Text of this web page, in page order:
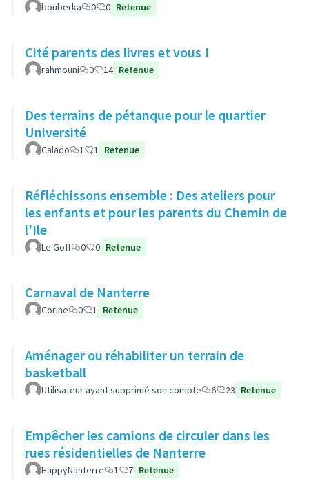
bouberka 0 0 Retenue
Cité parents des livres et vous !
rahmouni 0 14 Retenue
Des terrains de pétanque pour le quartier
Université
Calado 1 1 Retenue
Réfléchissons ensemble : Des ateliers pour
les enfants et pour les parents du Chemin de
l'Ile
Le Goff 0 0 Retenue
Carnaval de Nanterre
Corine 0 1 Retenue
Aménager ou réhabiliter un terrain de
basketball
Utilisateur ayant supprimé son compte 6 23 Retenue
Empêcher les camions de circuler dans les
rues résidentielles de Nanterre
HappyNanterre 1 7 Retenue